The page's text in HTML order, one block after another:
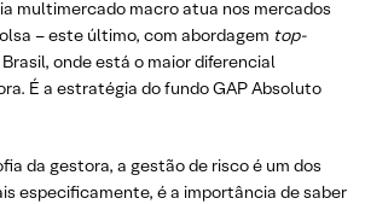
multimercado macro atua nos mercados
– este último, com abordagem top-
onde está o maior diferencial
É a estratégia do fundo GAP Absoluto
da gestora, a gestão de risco é um dos
especificamente, é a importância de saber